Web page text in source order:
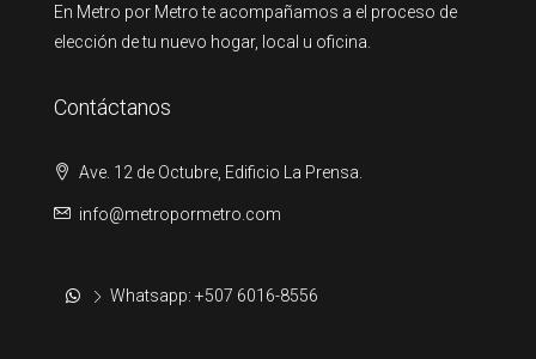
En Metro por Metro te acompañamos a el proceso de
elección de tu nuevo hogar, local u oficina.
Contáctanos
Ave. 12 de Octubre, Edificio La Prensa.
info@metropormetro.com
Whatsapp: +507 6016-8556